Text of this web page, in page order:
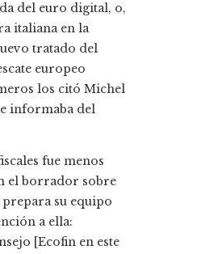
del euro digital, o,
italiana en la
tratado del
europeo
los citó Michel
informaba del
fue menos
el borrador sobre
su equipo
a ella:
[Ecofin en este